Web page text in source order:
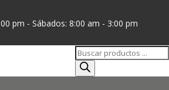
pm - Sábados: 8:00 am - 3:00 pm
Búsqueda
de
productos